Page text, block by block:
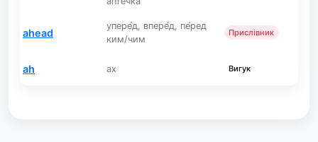
ahead
упере́д, впере́д, пе́ред
ким/чим
Прислівник
ah ах Вигук